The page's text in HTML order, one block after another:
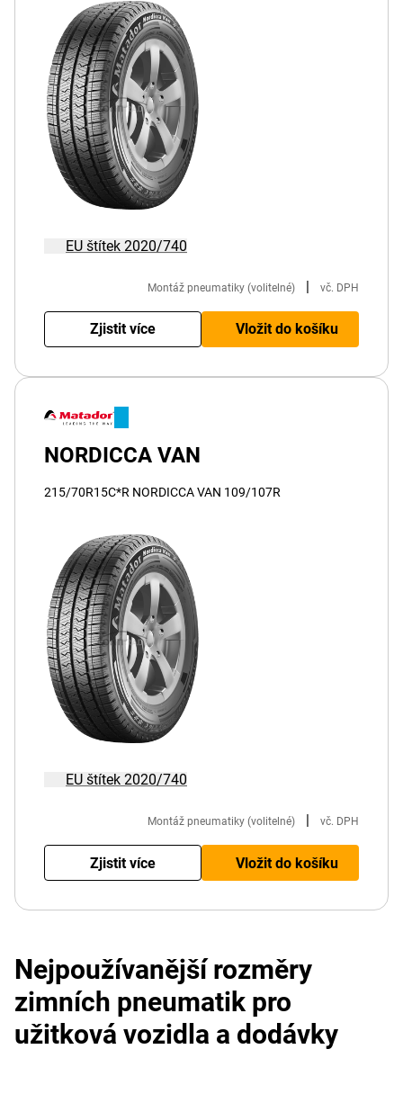
EU štítek 2020/740
Montáž pneumatiky (volitelné) | vč. DPH
Zjistit více Vložit do košíku
NORDICCA VAN
215/70R15C*R NORDICCA VAN 109/107R
EU štítek 2020/740
Montáž pneumatiky (volitelné) vč. DPH
Zjistit více Vložit do košíku
Nejpoužívanější rozměry
zimních pneumatik pro
užitková vozidla a dodávky